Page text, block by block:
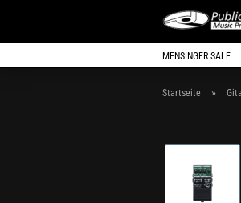
MENSINGER SALE
Startseite »